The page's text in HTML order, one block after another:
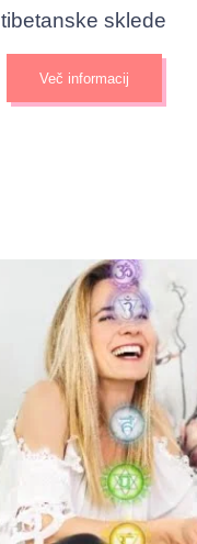
tibetanske sklede
Več informacij